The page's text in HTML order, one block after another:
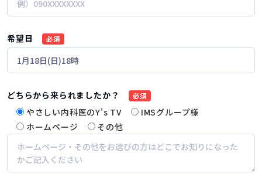
希望日 必須
どちらから来られましたか？ 必須
やさしい内科医のY's TV
IMSグループ様
ホームページ
その他